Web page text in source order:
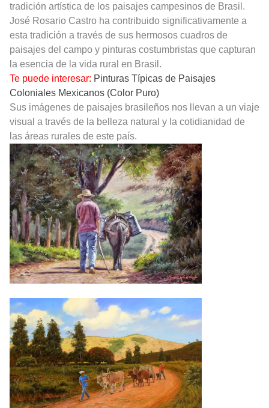
tradición artística de los paisajes campesinos de Brasil.
José Rosario Castro ha contribuido significativamente a
esta tradición a través de sus hermosos cuadros de
paisajes del campo y pinturas costumbristas que capturan
la esencia de la vida rural en Brasil.
Te puede interesar: Pinturas Típicas de Paisajes
Coloniales Mexicanos (Color Puro)
Sus imágenes de paisajes brasileños nos llevan a un viaje
visual a través de la belleza natural y la cotidianidad de
las áreas rurales de este país.